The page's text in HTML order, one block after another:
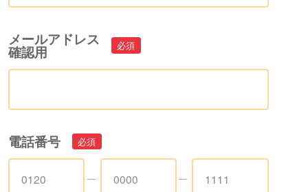
メールアドレス
確認用
電話番号